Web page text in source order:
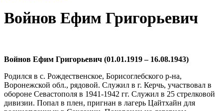
Войнов Ефим Григорьевич
Войнов Ефим Григорьевич (01.01.1919 – 16.08.1943)
Родился в с. Рождественское, Борисоглебского р-на,
Воронежской обл., рядовой. Служил в г. Керчь, участвовал в
обороне Севастополя в 1941-1942 гг. Служил в 25 стрелковой
дивизии. Попал в плен, пригнан в лагерь Цайтхайн для